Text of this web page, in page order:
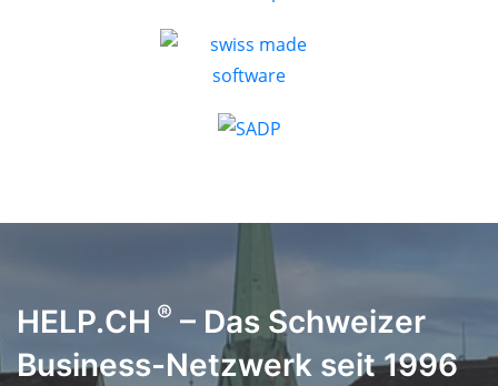
HELP.CH ® – Das Schweizer
Business-Netzwerk seit 1996